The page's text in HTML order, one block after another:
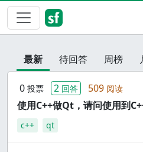
最新 待回答 周榜
0 投票 2 回答 509 阅读
使用C++做Qt，请问使用到
c++ qt